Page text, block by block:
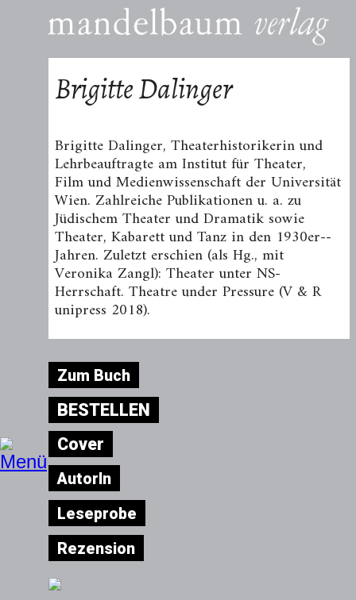
Brigitte Dalinger
Brigitte Dalinger, Theaterhistorikerin und
Lehrbeauftragte am Institut für Theater­,
Film­ und Medienwissenschaft der Universität
Wien. Zahl­reiche Publikationen u. a. zu
Jüdischem Theater und Dramatik sowie
Theater, Kabarett und Tanz in den 1930er-­
Jahren. Zuletzt erschien (als Hg., mit
Veronika Zangl): Theater unter NS-
Herrschaft. Theatre under Pressure (V & R
unipress 2018).
Zum Buch
BESTELLEN
Cover
AutorIn
Leseprobe
Rezension